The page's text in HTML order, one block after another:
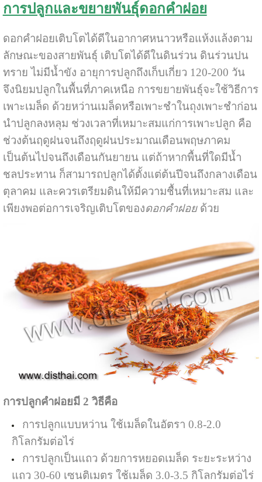
การปลูกและขยายพันธุ์ดอกคำฝอย
ดอกคำฝอยเติบโตได้ดีในอากาศหนาวหรือแห้งแล้งตาม
ลักษณะของสายพันธุ์ เติบโตได้ดีในดินร่วน ดินร่วนปน
ทราย ไม่มีน้ำขัง อายุการปลูกถึงเก็บเกี่ยว 120-200 วัน
จึงนิยมปลูกในพื้นที่ภาคเหนือ การขยายพันธุ์จะใช้วิธีการ
เพาะเมล็ด ด้วยหว่านเมล็ดหรือเพาะชำในถุงเพาะชำก่อน
นำปลูกลงหลุม ช่วงเวลาที่เหมาะสมแก่การเพาะปลูก คือ
ช่วงต้นฤดูฝนจนถึงฤดูฝนประมาณเดือนพฤษภาคม
เป็นต้นไปจนถึงเดือนกันยายน แต่ถ้าหากพื้นที่ใดมีน้ำ
ชลประทาน ก็สามารถปลูกได้ตั้งแต่ต้นปีจนถึงกลางเดือน
ตุลาคม และควรเตรียมดินให้มีความชื้นที่เหมาะสม และ
เพียงพอต่อการเจริญเติบโตของดอกคำฝอยด้วย
การปลูกคำฝอยมี 2 วิธีคือ
การปลูกแบบหว่าน ใช้เมล็ดในอัตรา 0.8-2.0
กิโลกรัมต่อไร่
การปลูกเป็นแถว ด้วยการหยอดเมล็ด ระยะระหว่าง
แถว 30-60 เซนติเมตร ใช้เมล็ด 3.0-3.5 กิโลกรัมต่อไร่